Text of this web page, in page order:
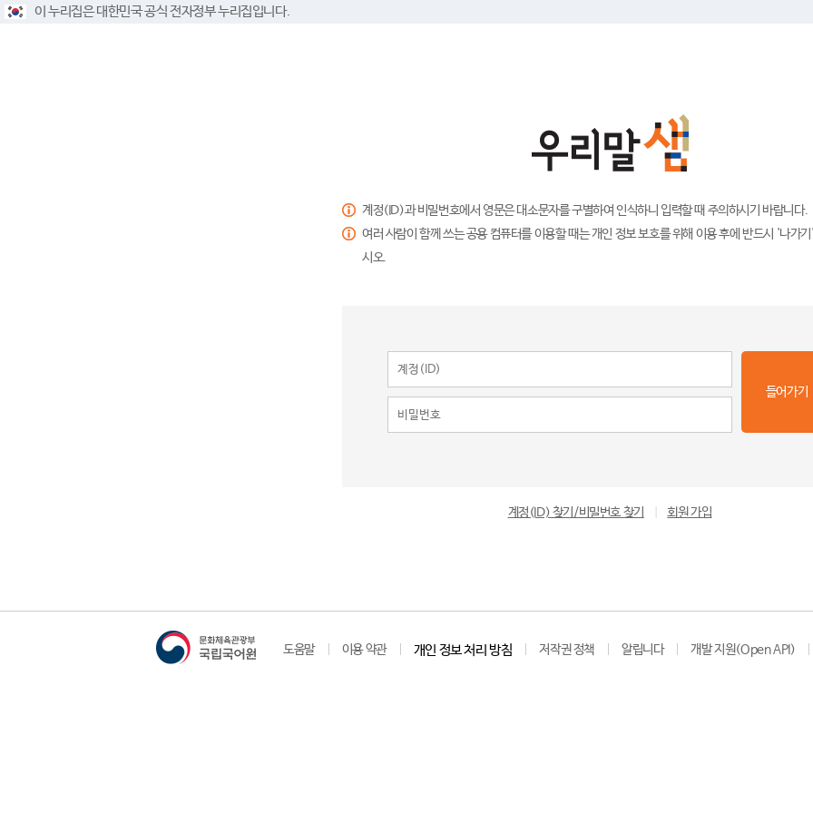
이 누리집은 대한민국 공식 전자정부 누리집입니다.
계정(ID)과 비밀번호에서 영문은 대소문자를 구별하여 인식하니 입력할 때 주의하시기 바랍니다.
여러 사람이 함께 쓰는 공용 컴퓨터를 이용할 때는 개인 정보 보호를 위해 이용 후에 반드시 '나가
시오.
들어가기
계정(ID) 찾기/비밀번호 찾기 회원 가입
도움말 이용 약관 개인 정보 처리 방침 저작권 정책 알립니다 개발 지원(Open API)